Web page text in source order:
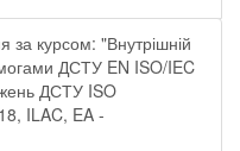
за курсом: "Внутрішній
ДСТУ EN ISO/IEC
ДСТУ ISO
ILAC, EA -